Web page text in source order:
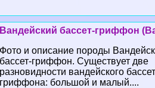
Вандейский бассет-гриффон
Фото и описание породы
бассет-гриффон. Существует две
разновидности вандейского
гриффона: большой и малый....